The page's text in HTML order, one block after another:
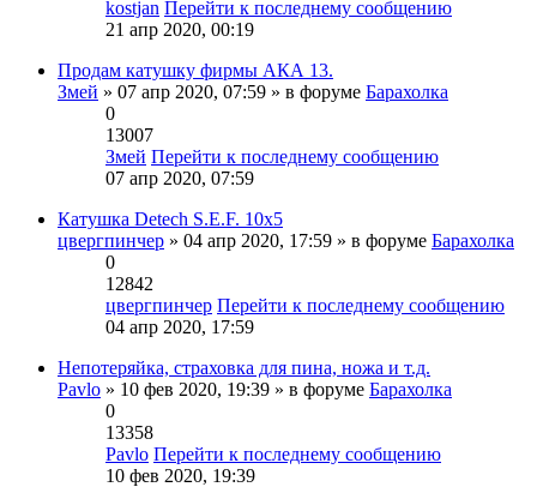
kostjan Перейти к последнему сообщению
21 апр 2020, 00:19
Продам катушку фирмы АКА 13.
Змей » 07 апр 2020, 07:59 » в форуме Барахолка
0
13007
Змей Перейти к последнему сообщению
07 апр 2020, 07:59
Катушка Detech S.E.F. 10х5
цвергпинчер » 04 апр 2020, 17:59 » в форуме Барахолка
0
12842
цвергпинчер Перейти к последнему сообщению
04 апр 2020, 17:59
Непотеряйка, страховка для пина, ножа и т.д.
Pavlo » 10 фев 2020, 19:39 » в форуме Барахолка
0
13358
Pavlo Перейти к последнему сообщению
10 фев 2020, 19:39